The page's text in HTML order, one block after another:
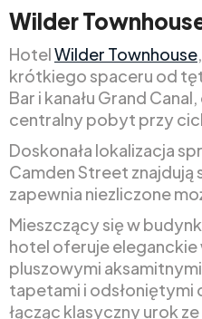
Wilder
HotelWilder Townhouse
krótkiego spaceru od
Bar i kanału Grand
centralny pobyt przy
Doskonała lokalizacja
Camden Street znajdują
zapewnia niezliczone
Mieszczący się w
hotel oferuje
pluszowymi
tapetami i odsłoniętymi
łącząc klasyczny urok